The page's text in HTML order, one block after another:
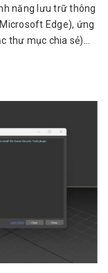
năng lưu trữ thông
Edge), ứng
thư mục chia sẻ)